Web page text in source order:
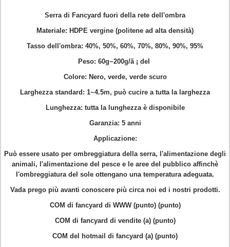
Serra di Fancyard fuori della rete dell'ombra
Materiale: HDPE vergine (politene ad alta densità)
Tasso dell'ombra: 40%, 50%, 60%, 70%, 80%, 90%, 95%
Peso: 60g~200g/ã¡ del
Colore: Nero, verde, verde scuro
Larghezza standard: 1~4.5m, può cucire a tutta la larghezza
Lunghezza: tutta la lunghezza è disponibile
Garanzia: 5 anni
Applicazione:
Può essere usato per ombreggiatura della serra, l'alimentazione degli
animali, l'alimentazione del pesce e le aree del pubblico affinchè
l'ombreggiatura del sole ottengano una temperatura adeguata.
Vada prego più avanti conoscere più circa noi ed i nostri prodotti.
COM di fancyard di WWW (punto) (punto)
COM di fancyard di vendite (a) (punto)
COM del hotmail di fancyard (a) (punto)